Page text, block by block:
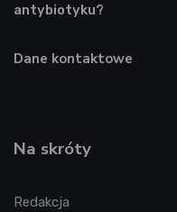
antybiotyku?
Dane kontaktowe
Na skróty
Redakcja